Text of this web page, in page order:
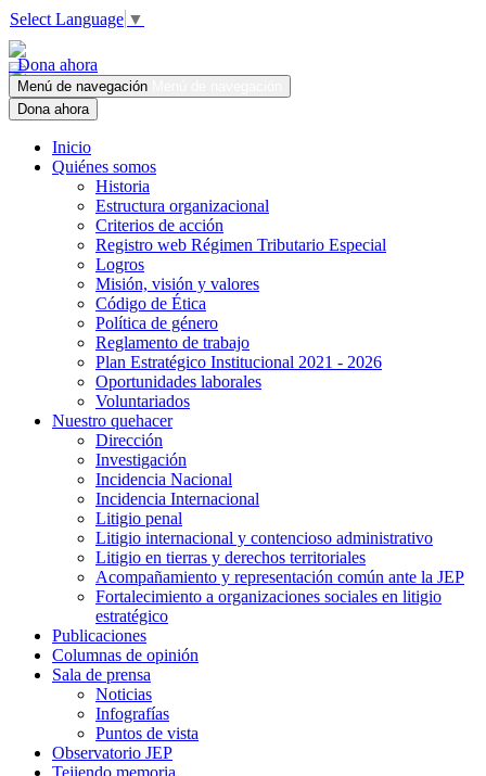
Select Language ▼
Dona ahora
Menú de navegación
Dona ahora
Inicio
Quiénes somos
Historia
Estructura organizacional
Criterios de acción
Registro web Régimen Tributario Especial
Logros
Misión, visión y valores
Código de Ética
Política de género
Reglamento de trabajo
Plan Estratégico Institucional 2021 - 2026
Oportunidades laborales
Voluntariados
Nuestro quehacer
Dirección
Investigación
Incidencia Nacional
Incidencia Internacional
Litigio penal
Litigio internacional y contencioso administrativo
Litigio en tierras y derechos territoriales
Acompañamiento y representación común ante la JEP
Fortalecimiento a organizaciones sociales en litigio
estratégico
Publicaciones
Columnas de opinión
Sala de prensa
Noticias
Infografías
Puntos de vista
Observatorio JEP